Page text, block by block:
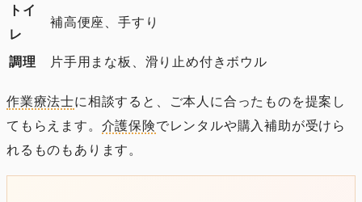
トイ
レ
補高便座、手すり
調理 片手用まな板、滑り止め付きボウル
作業療法士に相談すると、ご本人に合ったものを提案し
てもらえます。 介護保険でレンタルや購入補助が受けら
れるものもあります。